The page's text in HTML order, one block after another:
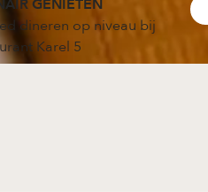
GENIETEN
dineren op niveau bij
Karel 5